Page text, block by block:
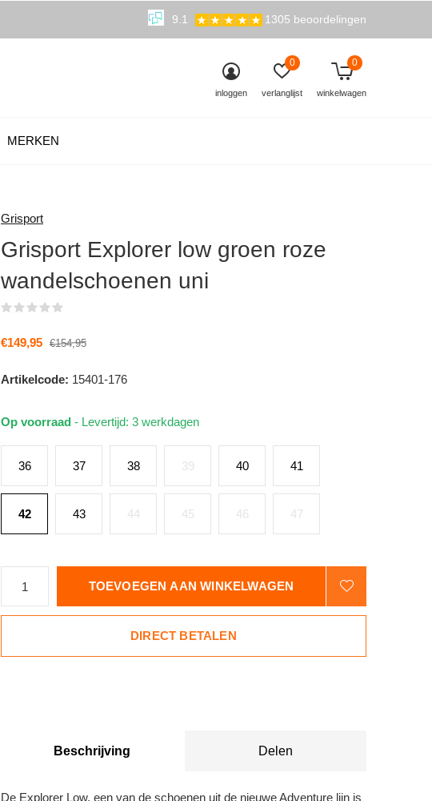
MERKEN
inloggen verlanglijst
0
winkelwagen
0
9.1 1305 beoordelingen
Grisport
Grisport Explorer low groen roze
wandelschoenen uni
€149,95 €154,95
Artikelcode: 15401-176
Op voorraad - Levertijd: 3 werkdagen
36 37 38 39 40 41
42 43 44 45 46 47
TOEVOEGEN AAN WINKELWAGEN
DIRECT BETALEN
Beschrijving Delen
De Explorer Low, een van de schoenen uit de nieuwe Adventure lijn is